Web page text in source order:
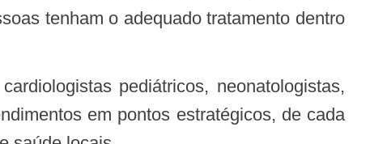
tenham o adequado tratamento dentro
em pontos estratégicos, de cada